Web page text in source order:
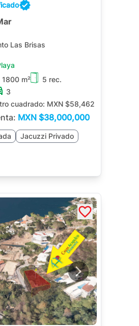
Las Brisas
1800 m²
5 rec.
3
cuadrado: MXN $58,462
MXN $38,000,000
Jacuzzi Privado